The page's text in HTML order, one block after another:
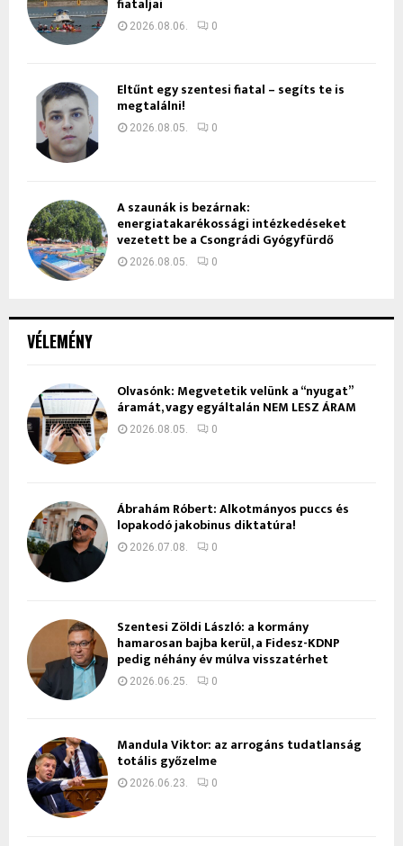
VÉLEMÉNY
Olvasónk: Megvetetik velünk a “nyugat”
áramát, vagy egyáltalán NEM LESZ ÁRAM
2026.08.05. 0
Ábrahám Róbert: Alkotmányos puccs és
lopakodó jakobinus diktatúra!
2026.07.08. 0
Szentesi Zöldi László: a kormány
hamarosan bajba kerül, a Fidesz-KDNP
pedig néhány év múlva visszatérhet
2026.06.25. 0
Mandula Viktor: az arrogáns tudatlanság
totális győzelme
2026.06.23. 0
fiataljai
2026.08.06. 0
Eltűnt egy szentesi fiatal – segíts te is
megtalálni!
2026.08.05. 0
A szaunák is bezárnak:
energiatakarékossági intézkedéseket
vezetett be a Csongrádi Gyógyfürdő
2026.08.05. 0